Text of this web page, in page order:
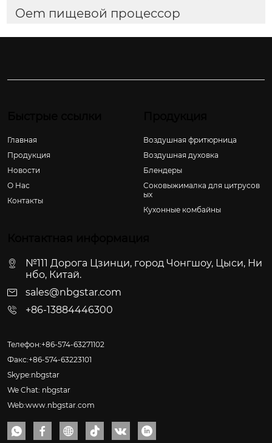
Oem пищевой процессор
Главная
Продукция
Новости
О Hас
Контакты
Воздушная фритюрница
Воздушная духовка
Блендеры
Соковыжималка для цитрусов
ых
Кухонные комбайны
№111 Дорога Цзинци, город Чонгшоу, Цыси, Ни
нбо, Китай.
sales@nbgstar.com
+86-13884446300
Телефон:+86-574-63271102
Факс:+86-574-63223101
Skype:nbgstar
We Chat: nbgstar
Web:www.nbgstar.com
     